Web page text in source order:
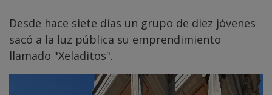
Desde hace siete días un grupo de diez jóvenes
sacó a la luz pública su emprendimiento
llamado "Xeladitos".